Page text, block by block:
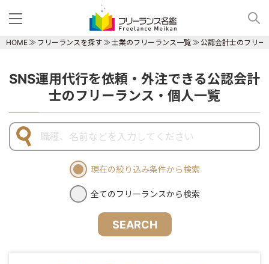
HOME フリーランスを探す 士業のフリーランス一覧 公認会計士のフリー
SNS運用代行を依頼・外注できる公認会計
士のフリーランス・個人一覧
現在の絞り込み条件から検索
全てのフリーランスから検索
SEARCH